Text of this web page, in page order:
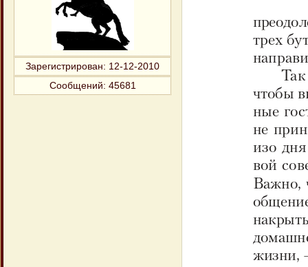
Зарегистрирован: 12-12-2010
Сообщений: 45681